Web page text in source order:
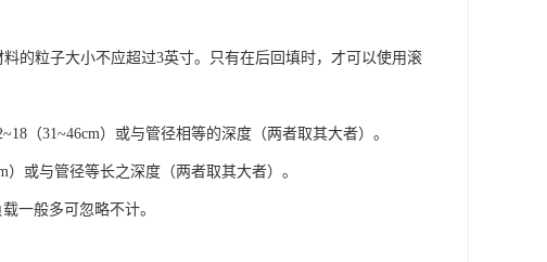
的粒子大小不应超过3英寸。只有在后回填时，才可以使用滚
（31~46cm）或与管径相等的深度（两者取其大者）。
）或与管径等长之深度（两者取其大者）。
一般多可忽略不计。